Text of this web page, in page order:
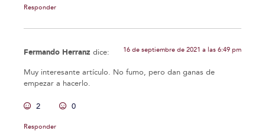
Responder
Fermando Herranz dice: 16 de septiembre de 2021 a las 6:49 pm
Muy interesante artículo. No fumo, pero dan ganas de
empezar a hacerlo.
2 0
Responder